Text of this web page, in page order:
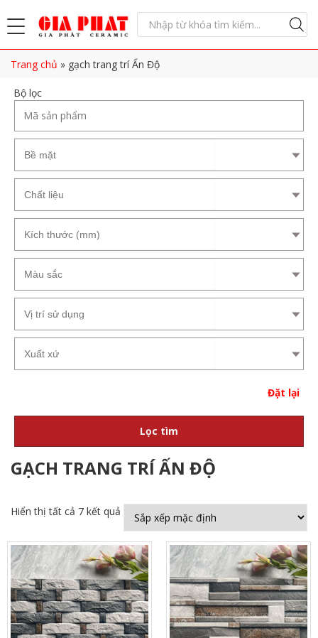
Trang chủ » gạch trang trí Ấn Độ
Bộ lọc
Đặt lại
Lọc tìm
GẠCH TRANG TRÍ ẤN ĐỘ
Hiển thị tất cả 7 kết quả